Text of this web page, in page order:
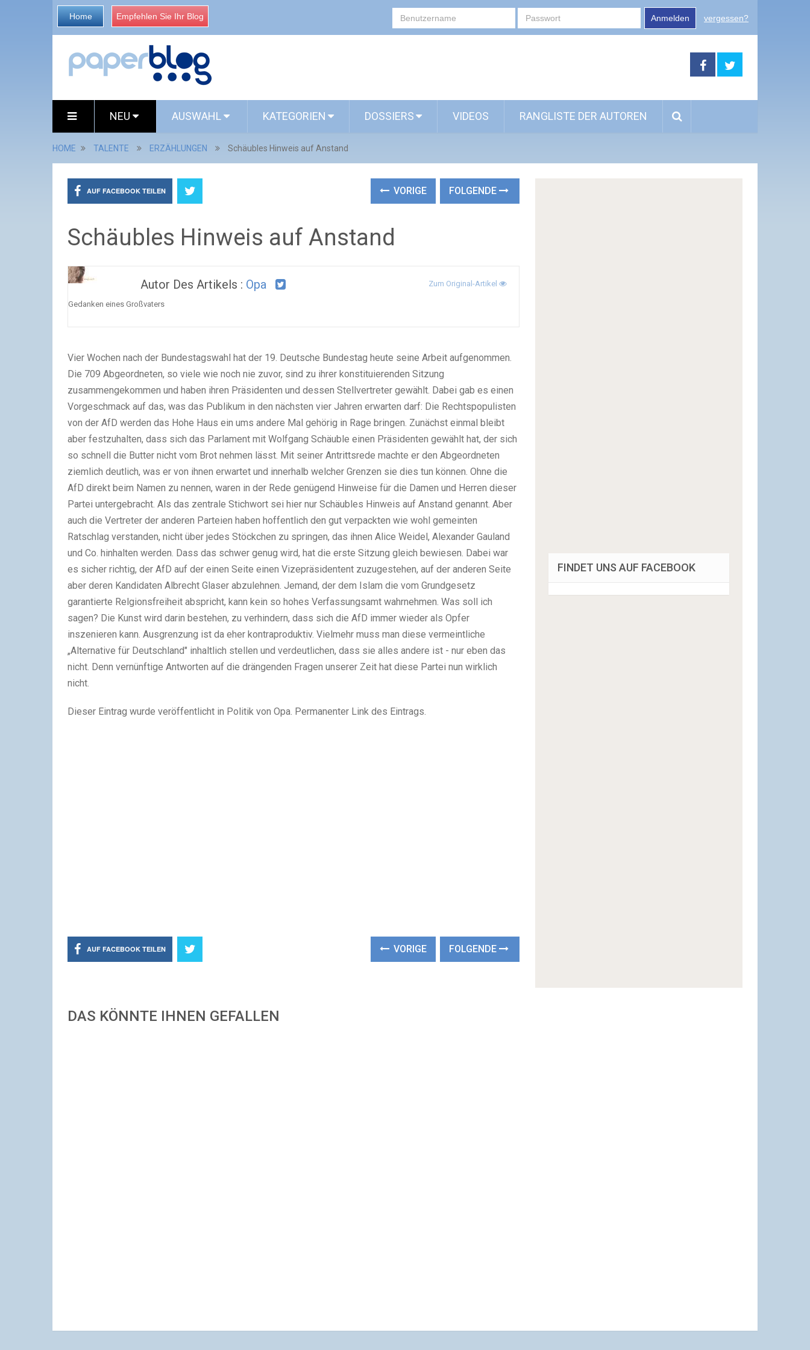
Home Empfehlen Sie Ihr Blog Anmelden vergessen?
NEU AUSWAHL KATEGORIEN DOSSIERS VIDEOS RANGLISTE DER AUTOREN
HOME TALENTE ERZÄHLUNGEN Schäubles Hinweis auf Anstand
AUF FACEBOOK TEILEN VORIGE FOLGENDE
Schäubles Hinweis auf Anstand
Autor Des Artikels : Opa Zum Original-Artikel
Gedanken eines Großvaters
Vier Wochen nach der Bundestagswahl hat der 19. Deutsche Bundestag heute seine Arbeit aufgenommen.
Die 709 Abgeordneten, so viele wie noch nie zuvor, sind zu ihrer konstituierenden Sitzung
zusammengekommen und haben ihren Präsidenten und dessen Stellvertreter gewählt. Dabei gab es einen
Vorgeschmack auf das, was das Publikum in den nächsten vier Jahren erwarten darf: Die Rechtspopulisten
von der AfD werden das Hohe Haus ein ums andere Mal gehörig in Rage bringen. Zunächst einmal bleibt
aber festzuhalten, dass sich das Parlament mit Wolfgang Schäuble einen Präsidenten gewählt hat, der sich
so schnell die Butter nicht vom Brot nehmen lässt. Mit seiner Antrittsrede machte er den Abgeordneten
ziemlich deutlich, was er von ihnen erwartet und innerhalb welcher Grenzen sie dies tun können. Ohne die
AfD direkt beim Namen zu nennen, waren in der Rede genügend Hinweise für die Damen und Herren dieser
Partei untergebracht. Als das zentrale Stichwort sei hier nur Schäubles Hinweis auf Anstand genannt. Aber
auch die Vertreter der anderen Parteien haben hoffentlich den gut verpackten wie wohl gemeinten
Ratschlag verstanden, nicht über jedes Stöckchen zu springen, das ihnen Alice Weidel, Alexander Gauland
und Co. hinhalten werden. Dass das schwer genug wird, hat die erste Sitzung gleich bewiesen. Dabei war
es sicher richtig, der AfD auf der einen Seite einen Vizepräsidentent zuzugestehen, auf der anderen Seite
aber deren Kandidaten Albrecht Glaser abzulehnen. Jemand, der dem Islam die vom Grundgesetz
garantierte Relgionsfreiheit abspricht, kann kein so hohes Verfassungsamt wahrnehmen. Was soll ich
sagen? Die Kunst wird darin bestehen, zu verhindern, dass sich die AfD immer wieder als Opfer
inszenieren kann. Ausgrenzung ist da eher kontraproduktiv. Vielmehr muss man diese vermeintliche
„Alternative für Deutschland" inhaltlich stellen und verdeutlichen, dass sie alles andere ist - nur eben das
nicht. Denn vernünftige Antworten auf die drängenden Fragen unserer Zeit hat diese Partei nun wirklich
nicht.
Dieser Eintrag wurde veröffentlicht in Politik von Opa. Permanenter Link des Eintrags.
AUF FACEBOOK TEILEN VORIGE FOLGENDE
DAS KÖNNTE IHNEN GEFALLEN
FINDET UNS AUF FACEBOOK